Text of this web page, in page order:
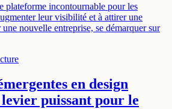
plateforme incontournable pour les
leur visibilité et à attirer une
nouvelle entreprise, se démarquer sur
en design
puissant pour le